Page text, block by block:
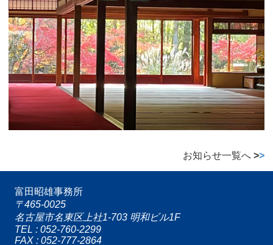
お知らせ一覧へ >>
富田昭雄事務所
〒465-0025
名古屋市名東区上社1-703 明和ビル1F
TEL : 052-760-2299
FAX : 052-777-2864